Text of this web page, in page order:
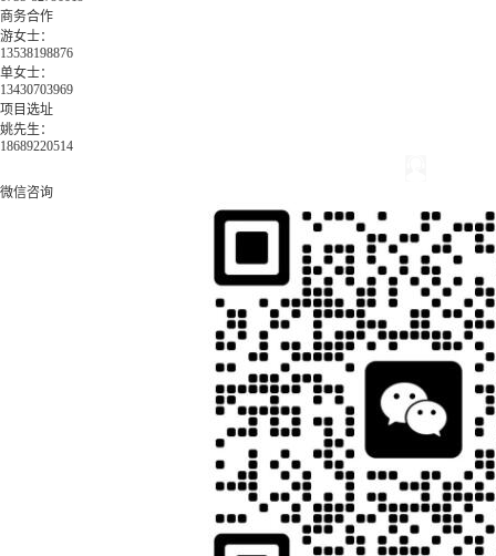
商务合作
游女士：
13538198876
单女士：
13430703969
项目选址
姚先生：
18689220514
微信咨询